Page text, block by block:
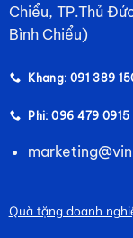
Chiểu, TP.Thủ
Bình Chiểu)
Khang: 091 389
Phi: 096 479 0915
Quà tặng doanh